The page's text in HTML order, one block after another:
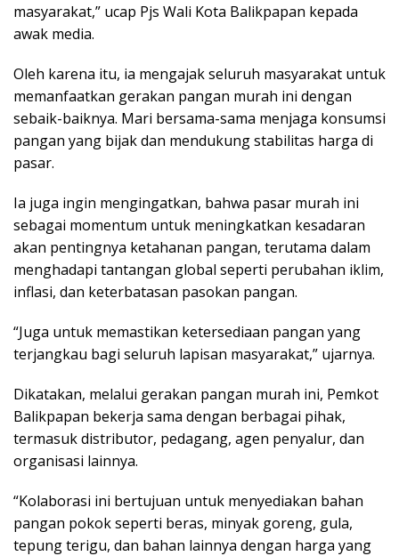
masyarakat,” ucap Pjs Wali Kota Balikpapan kepada
awak media.
Oleh karena itu, ia mengajak seluruh masyarakat untuk
memanfaatkan gerakan pangan murah ini dengan
sebaik-baiknya. Mari bersama-sama menjaga konsumsi
pangan yang bijak dan mendukung stabilitas harga di
pasar.
Ia juga ingin mengingatkan, bahwa pasar murah ini
sebagai momentum untuk meningkatkan kesadaran
akan pentingnya ketahanan pangan, terutama dalam
menghadapi tantangan global seperti perubahan iklim,
inflasi, dan keterbatasan pasokan pangan.
“Juga untuk memastikan ketersediaan pangan yang
terjangkau bagi seluruh lapisan masyarakat,” ujarnya.
Dikatakan, melalui gerakan pangan murah ini, Pemkot
Balikpapan bekerja sama dengan berbagai pihak,
termasuk distributor, pedagang, agen penyalur, dan
organisasi lainnya.
“Kolaborasi ini bertujuan untuk menyediakan bahan
pangan pokok seperti beras, minyak goreng, gula,
tepung terigu, dan bahan lainnya dengan harga yang